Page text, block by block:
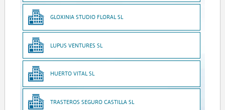
GLOXINIA STUDIO FLORAL SL
LUPUS VENTURES SL
HUERTO VITAL SL
TRASTEROS SEGURO CASTILLA SL